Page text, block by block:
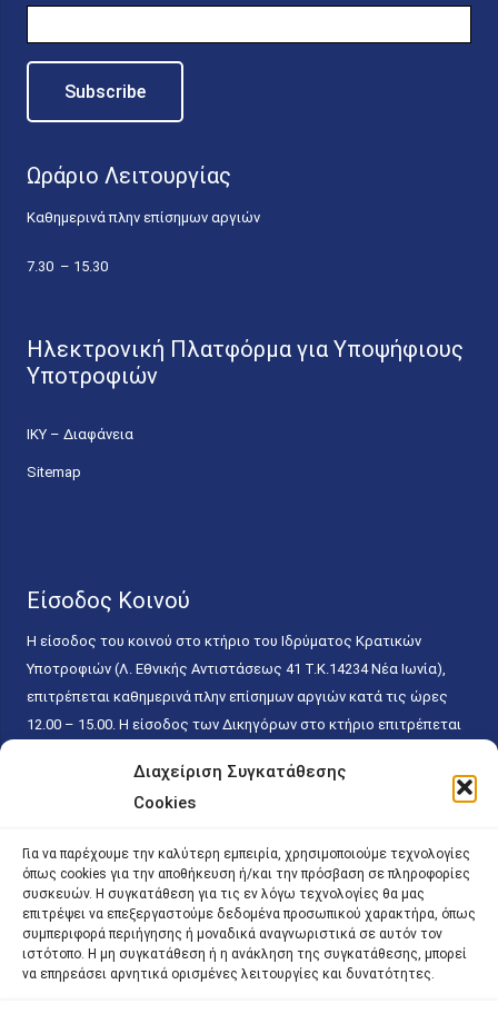
Διαχείριση Συγκατάθεσης
Cookies
Για να παρέχουμε την καλύτερη εμπειρία, χρησιμοποιούμε τεχνολογίες
όπως cookies για την αποθήκευση ή/και την πρόσβαση σε πληροφορίες
συσκευών. Η συγκατάθεση για τις εν λόγω τεχνολογίες θα μας
επιτρέψει να επεξεργαστούμε δεδομένα προσωπικού χαρακτήρα, όπως
συμπεριφορά περιήγησης ή μοναδικά αναγνωριστικά σε αυτόν τον
ιστότοπο. Η μη συγκατάθεση ή η ανάκληση της συγκατάθεσης, μπορεί
να επηρεάσει αρνητικά ορισμένες λειτουργίες και δυνατότητες.
Ωράριο Λειτουργίας
Καθημερινά πλην επίσημων αργιών
7.30 – 15.30
Ηλεκτρονική Πλατφόρμα για Υποψήφιους
Υποτροφιών
ΙΚΥ – Διαφάνεια
Sitemap
Είσοδος Κοινού
Η είσοδος του κοινού στο κτήριο του Ιδρύματος Κρατικών
Υποτροφιών (Λ. Εθνικής Αντιστάσεως 41 T.K.14234 Νέα Ιωνία),
επιτρέπεται καθημερινά πλην επίσημων αργιών κατά τις ώρες
12.00 – 15.00. Η είσοδος των Δικηγόρων στο κτήριο επιτρέπεται
κάθε εργάσιμη ημέρα και ώρα χωρίς κανέναν χρονικό ή άλλο
περιορισμό. Η είσοδος του κοινού ειδικά στο γραφείο του
15.00. Η εξυπηρέτηση του κοινού πραγματοποιείται βάσει των
παγίων ισχυουσών διατάξεων. Για την αποφυγή συνωστισμού
εντός του εσωτερικού χώρου εξυπηρέτησης και αναμονής του
κοινού, η εξυπηρέτησή του δύναται να πραγματοποιείται κατόπιν
προγραμματισμένου ραντεβού.